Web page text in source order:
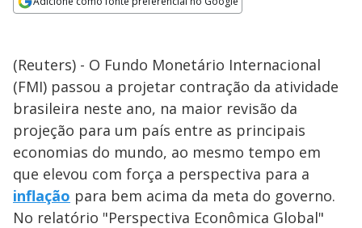
(Reuters) - O Fundo Monetário Internacional
(FMI) passou a projetar contração da atividade
brasileira neste ano, na maior revisão da
projeção para um país entre as principais
economias do mundo, ao mesmo tempo em
que elevou com força a perspectiva para a
inflação para bem acima da meta do governo.
No relatório "Perspectiva Econômica Global"